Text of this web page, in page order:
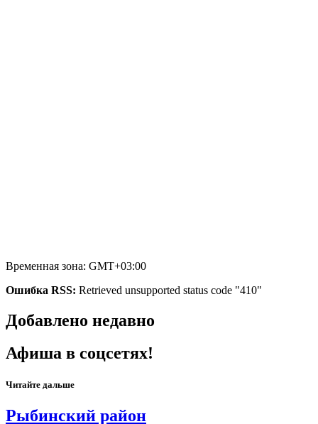
Временная зона: GMT+03:00
Ошибка RSS: Retrieved unsupported status code "410"
Добавлено недавно
Афиша в соцсетях!
Читайте дальше
Рыбинский район